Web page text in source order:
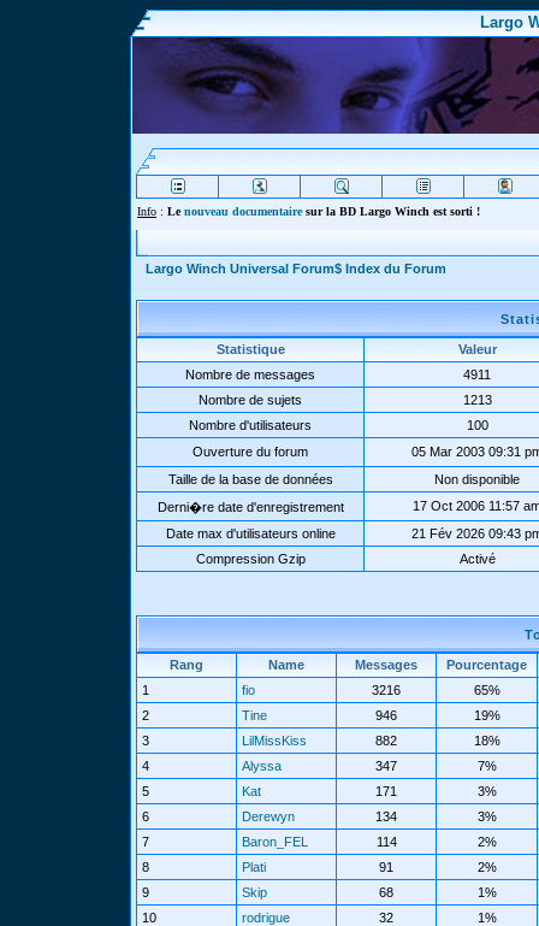
Largo
Info : Lenouveau documentairesur la BD Largo Winch est sorti !
Largo Winch Universal Forum$ Index du Forum
Statistique
Valeur
Nombre de messages
4911
Nombre de sujets
1213
Nombre d'utilisateurs
100
Ouverture du forum
05 Mar 2003 09:31
Taille de la base de données
Non disponible
Derni�re date d'enregistrement
17 Oct 2006 11:57
Date max d'utilisateurs online
21 Fév 2026 09:43
Compression Gzip
Activé
Rang Name Messages
Pourcentage
1
fio 3216
65%
2
Tine 946
19%
3
LilMissKiss 882
18%
4
Alyssa 347
7%
5
Kat 171
3%
6
Derewyn 134
3%
7
Baron_FEL 114
2%
8
Plati 91
2%
9
Skip 68
1%
10
rodrigue 32 1%